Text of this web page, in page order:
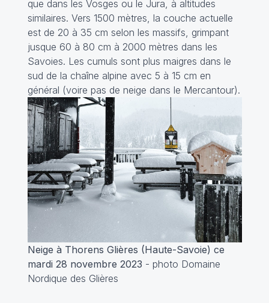
que dans les Vosges ou le Jura, à altitudes
similaires. Vers 1500 mètres, la couche actuelle
est de 20 à 35 cm selon les massifs, grimpant
jusque 60 à 80 cm à 2000 mètres dans les
Savoies. Les cumuls sont plus maigres dans le
sud de la chaîne alpine avec 5 à 15 cm en
général (voire pas de neige dans le Mercantour).
Neige à Thorens Glières (Haute-Savoie) ce
mardi 28 novembre 2023 - photo Domaine
Nordique des Glières